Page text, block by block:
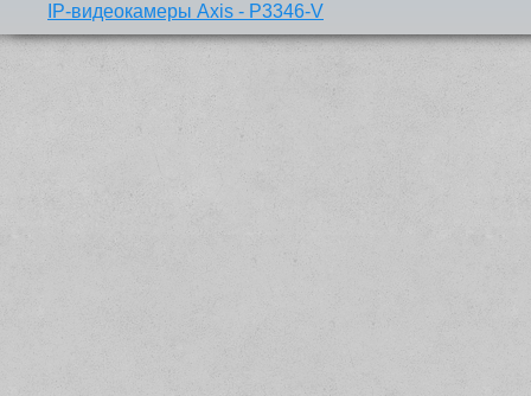
IP-видеокамеры Axis - P3346-V